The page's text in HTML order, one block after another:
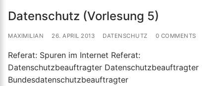
Datenschutz (Vorlesung 5)
MAXIMILIAN 26. APRIL 2013 DATENSCHUTZ 0 COMMENTS
Referat: Spuren im Internet Referat:
Datenschutzbeauftragter Datenschutzbeauftragter
Bundesdatenschutzbeauftragter